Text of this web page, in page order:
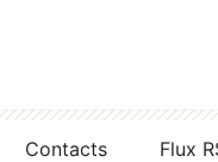
Contacts
Flux